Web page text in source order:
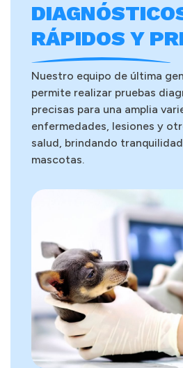
RÁPIDOS Y
Nuestro equipo de última
permite realizar pruebas
precisas para una amplia
enfermedades, lesiones y
salud, brindando
mascotas.